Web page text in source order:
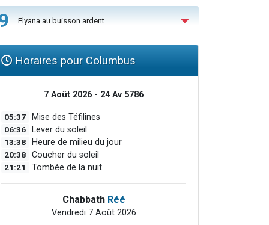
Elyana au buisson ardent
Horaires pour Columbus
7 Août 2026 - 24 Av 5786
05:37 Mise des Téfilines
06:36 Lever du soleil
13:38 Heure de milieu du jour
20:38 Coucher du soleil
21:21 Tombée de la nuit
Chabbath Réé
Vendredi 7 Août 2026